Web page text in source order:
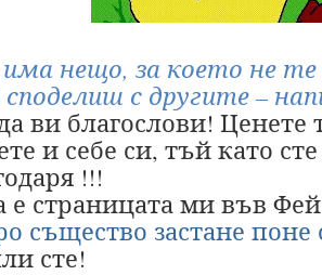
нещо, за което не те
споделиш с другите –
ви благослови! Ценете
и себе си, тъй като
!!!
е страницата ми във
същество застане
сте!